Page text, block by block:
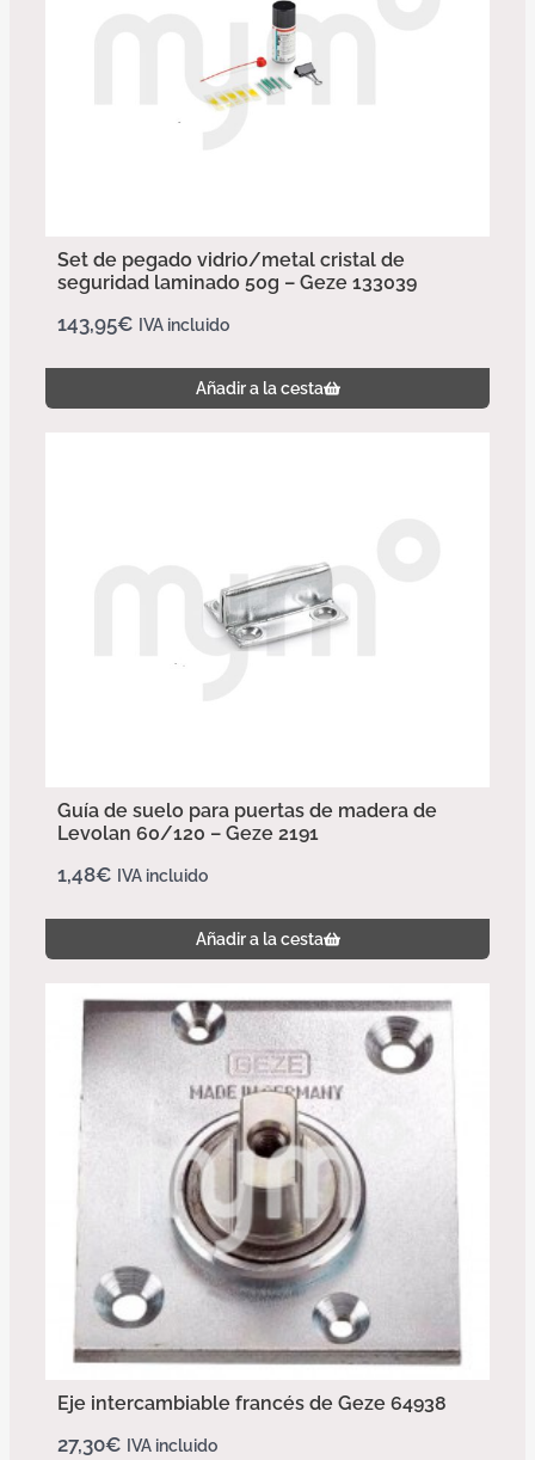
Set de pegado vidrio/metal cristal de
seguridad laminado 50g – Geze 133039
143,95€ IVA incluido
Añadir a la cesta
Guía de suelo para puertas de madera de
Levolan 60/120 – Geze 2191
1,48€ IVA incluido
Añadir a la cesta
Eje intercambiable francés de Geze 64938
27,30€ IVA incluido